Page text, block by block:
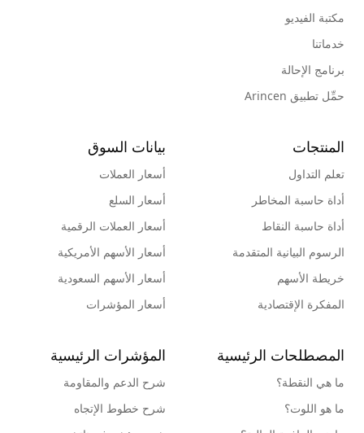
مكتبة الفيديو
خدماتنا
برنامج الإحالة
حمِّل تطبيق Arincen
المنتجات
تعلم التداول
أداة حاسبة المخاطر
أداة حاسبة النقاط
الرسوم البيانية المتقدمة
خريطة الأسهم
المفكرة الإقتصادية
بيانات السوق
أسعار العملات
أسعار السلع
أسعار العملات الرقمية
أسعار الأسهم الأمريكية
أسعار الأسهم السعودية
أسعار المؤشرات
المصطلحات الرئيسية
ما هي النقطة؟
ما هو اللوت؟
المؤشرات الرئيسية
شرح الدعم والمقاومة
شرح خطوط الإتجاه